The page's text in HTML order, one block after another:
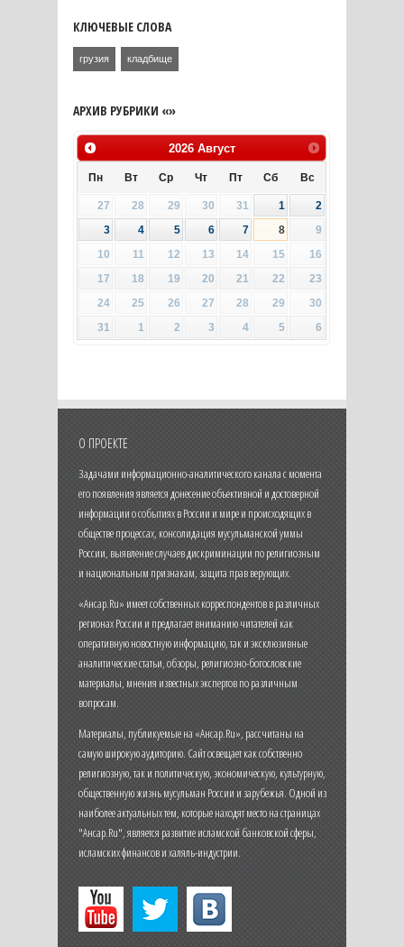
КЛЮЧЕВЫЕ СЛОВА
грузия кладбище
АРХИВ РУБРИКИ «»
2026 Август
Пн Вт Ср Чт Пт Сб Вс
27 28 29 30 31 1
2
3
4 5 6 7 8
9
10
11 12 13 14 15
16
17
18 19 20 21 22
23
24
25 26 27 28 29
30
31
1 2 3 4 5 6
О ПРОЕКТЕ
Задачами информационно-аналитического канала с момента
его появления является донесение объективной и достоверной
информации о событиях в России и мире и происходящих в
обществе процессах, консолидация мусульманской уммы
России, выявление случаев дискриминации по религиозным
и национальным признакам, защита прав верующих.
«Ансар.Ru» имеет собственных корреспондентов в различных
регионах России и предлагает вниманию читателей как
оперативную новостную информацию, так и эксклюзивные
аналитические статьи, обзоры, религиозно-богословские
материалы, мнения известных экспертов по различным
вопросам.
Материалы, публикуемые на «Ансар.Ru», рассчитаны на
самую широкую аудиторию. Сайт освещает как собственно
религиозную, так и политическую, экономическую, культурную,
общественную жизнь мусульман России и зарубежья. Одной из
наиболее актуальных тем, которые находят место на страницах
"Ансар.Ru", является развитие исламской банковской сферы,
исламских финансов и халяль-индустрии.